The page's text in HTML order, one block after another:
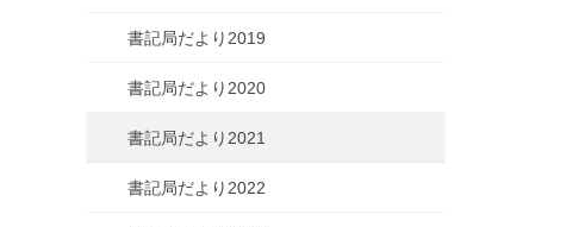
書記局だより2019
書記局だより2020
書記局だより2021
書記局だより2022